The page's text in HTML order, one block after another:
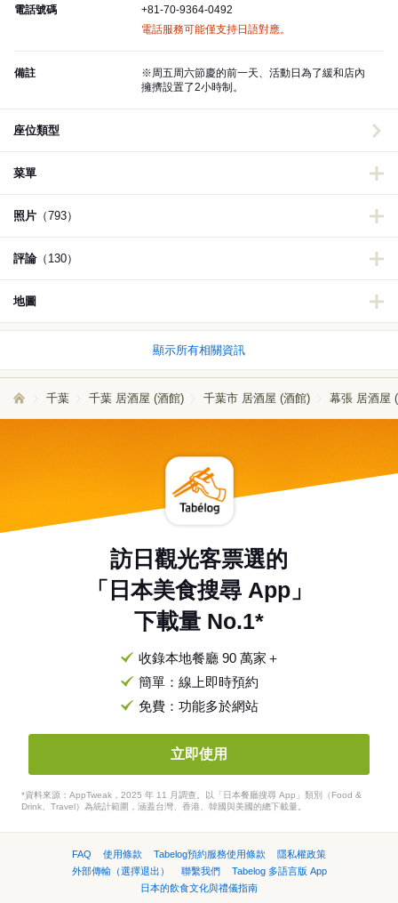
電話號碼
+81-70-9364-0492
電話服務可能僅支持日語對應。
備註
※周五周六節慶的前一天、活動日為了緩和店內
擁擠設置了2小時制。
座位類型
菜單
照片 （793）
評論 （130）
地圖
顯示所有相關資訊
千葉 千葉 居酒屋 (酒館) 千葉市 居酒屋 (酒館) 幕張 居酒屋
訪日觀光客票選的
「日本美食搜尋 App」
下載量 No.1*
收錄本地餐廳 90 萬家＋
簡單：線上即時預約
免費：功能多於網站
立即使用
*資料來源：AppTweak，2025 年 11 月調查。以「日本餐廳搜尋 App」類別（Food &
Drink、Travel）為統計範圍，涵蓋台灣、香港、韓國與美國的總下載量。
FAQ 使用條款 Tabelog預約服務使用條款
隱私權政策
外部傳輸（選擇退出）
聯繫我們
Tabelog 多語言版 App
日本的飲食文化與禮儀指南